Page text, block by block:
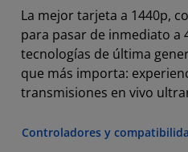
La mejor tarjeta a 1440p,
para pasar de inmediato a
tecnologías de última
que más importa:
transmisiones en vivo
Controladores y